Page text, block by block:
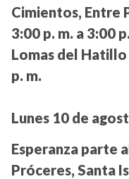
Cimientos, Entre
3:00 p. m. a 3:00
Lomas del Hatillo
p. m.
Lunes 10 de
Esperanza parte
Próceres, Santa